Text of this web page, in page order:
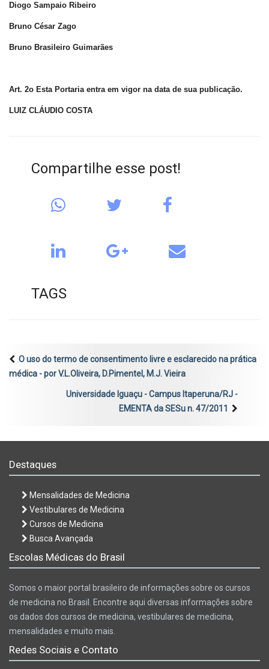
Diogo Sampaio Ribeiro
Bruno César Zago
Bruno Brasileiro Guimarães
Art. 2o Esta Portaria entra em vigor na data de sua publicação.
LUIZ CLÁUDIO COSTA
Compartilhe esse post!
TAGS
O uso do termo de consentimento livre e esclarecido na prática
médica - por V.L.Oliveira, D.Pimentel, M.J. Vieira
Universidade Iguaçu - Campus Itaperuna/RJ -
EMENTA da SESu n. 47/2011
Destaques
Mensalidades de Medicina
Vestibulares de Medicina
Cursos de Medicina
Busca Avançada
Escolas Médicas do Brasil
Somos o maior portal brasileiro de informações sobre os cursos
de medicina no Brasil. Encontre aqui diversas informações sobre
os dados dos cursos de medicina, vestibulares de medicina,
mensalidades e muito mais.
Redes Sociais e Contato